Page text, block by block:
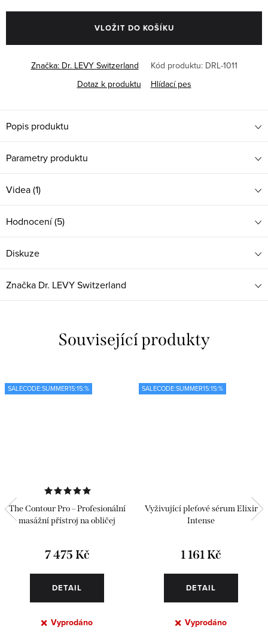
VLOŽIT DO KOŠÍKU
Značka: Dr. LEVY Switzerland Kód produktu: DRL-1011
Dotaz k produktu
Hlídací pes
Popis produktu
Parametry produktu
Videa (1)
Hodnocení (5)
Diskuze
Značka Dr. LEVY Switzerland
Související produkty
SALECODE:SUMMER15:15:%
The Contour Pro – Profesionální
masážní přístroj na obličej
7 475 Kč
DETAIL
Vyprodáno
SALECODE:SUMMER15:15:%
Vyživující pleťové sérum Elixir
Intense
1 161 Kč
DETAIL
Vyprodáno